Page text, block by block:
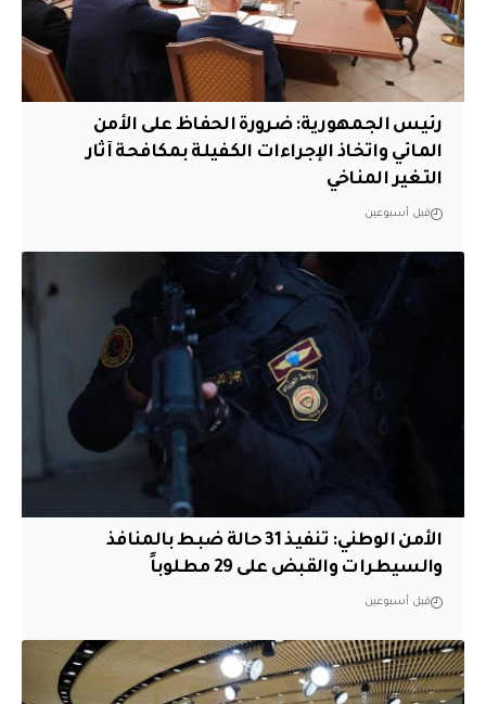
رئيس الجمهورية: ضرورة الحفاظ على الأمن
المائي واتخاذ الإجراءات الكفيلة بمكافحة آثار
التغير المناخي
قبل أسبوعين
الأمن الوطني: تنفيذ 31 حالة ضبط بالمنافذ
والسيطرات والقبض على 29 مطلوباً
قبل أسبوعين